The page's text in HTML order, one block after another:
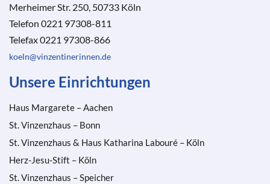
Merheimer Str. 250, 50733 Köln
Telefon 0221 97308-811
Telefax 0221 97308-866
koeln@vinzentinerinnen.de
Unsere Einrichtungen
Haus Margarete – Aachen
St. Vinzenzhaus – Bonn
St. Vinzenzhaus & Haus Katharina Labouré – Köln
Herz-Jesu-Stift – Köln
St. Vinzenzhaus – Speicher